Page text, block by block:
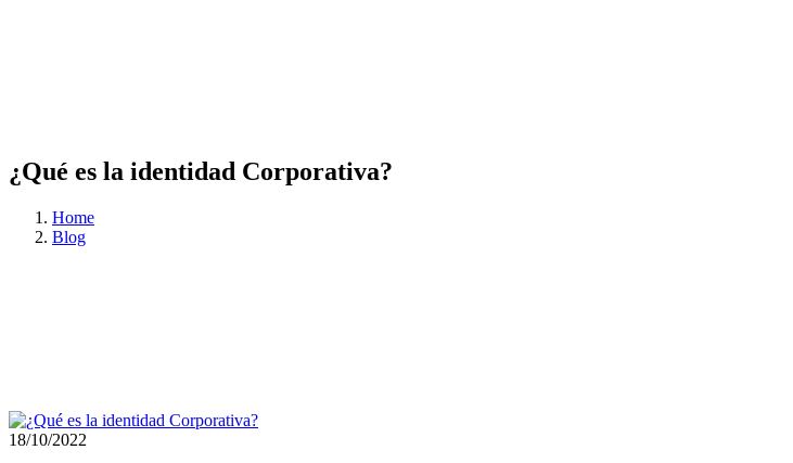
¿Qué es la identidad Corporativa?
Home
Blog
18/10/2022